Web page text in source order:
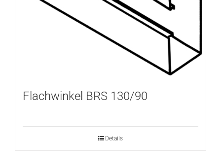
Flachwinkel BRS 130/90
Details